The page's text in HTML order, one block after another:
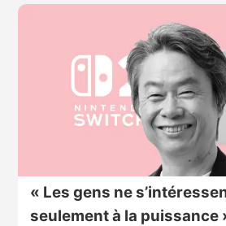
« Les gens ne
seulement à la puissance